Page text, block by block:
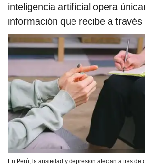
inteligencia artificial opera
información que recibe a través
En Perú, la ansiedad y depresión afectan a tres de